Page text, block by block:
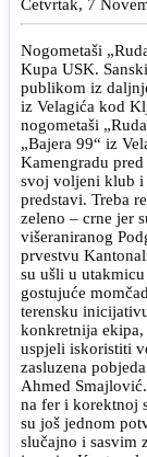
Četvrtak, 7
Nogometaši
Kupa USK.
publikom iz
iz Velagića kod
nogometaši
„Bajera 99“ iz
Kamengradu
svoj voljeni klub i
predstavi. Treba
zeleno – crne jer
višeraniranog
prvestvu
su ušli u
gostujuće
terensku
konkretnija
uspjeli iskoristiti
zasluzena
Ahmed
na fer i korektnoj
su još jednom
slučajno i sasvim